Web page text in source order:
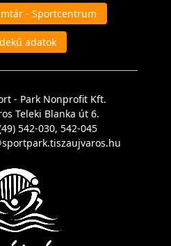
- Sportcentrum
adatok
- Park Nonprofit Kft.
Teleki Blanka út 6.
542-030, 542-045